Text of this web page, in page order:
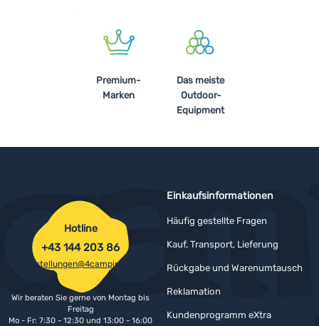
Premium-
Marken
Das meiste
Outdoor-
Equipment
Einkaufsinformationen
Häufig gestellte Fragen
Kauf, Transport, Lieferung
Rückgabe und Warenumtausch
Reklamation
Kundenprogramm eXtra
Hotline
+43 144 203 86
bestellungen@4camping.at
Wir beraten Sie gerne von Montag bis
Freitag
Mo - Fr: 7:30 - 12:30 und 13:00 - 16:00